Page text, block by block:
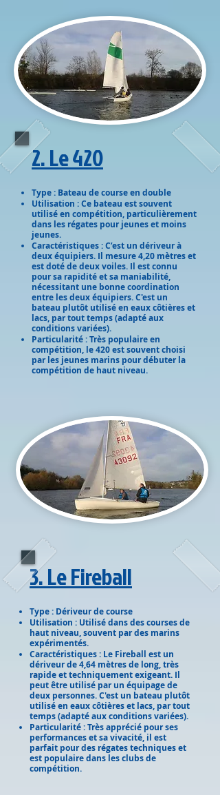
2. Le 420
Type : Bateau de course en double
Utilisation : Ce bateau est souvent
utilisé en compétition, particulièrement
dans les régates pour jeunes et moins
jeunes.
Caractéristiques : C’est un dériveur à
deux équipiers. Il mesure 4,20 mètres et
est doté de deux voiles. Il est connu
pour sa rapidité et sa maniabilité,
nécessitant une bonne coordination
entre les deux équipiers. C'est un
bateau plutôt utilisé en eaux côtières et
lacs, par tout temps (adapté aux
conditions variées).
Particularité : Très populaire en
compétition, le 420 est souvent choisi
par les jeunes marins pour débuter la
compétition de haut niveau.
3. Le Fireball
Type : Dériveur de course
Utilisation : Utilisé dans des courses de
haut niveau, souvent par des marins
expérimentés.
Caractéristiques : Le Fireball est un
dériveur de 4,64 mètres de long, très
rapide et techniquement exigeant. Il
peut être utilisé par un équipage de
deux personnes. C'est un bateau plutôt
utilisé en eaux côtières et lacs, par tout
temps (adapté aux conditions variées).
Particularité : Très apprécié pour ses
performances et sa vivacité, il est
parfait pour des régates techniques et
est populaire dans les clubs de
compétition.